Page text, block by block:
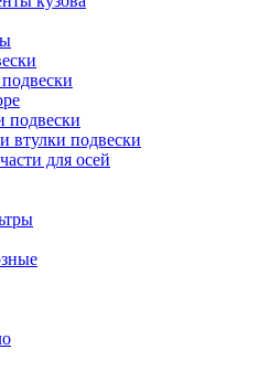
подвески
втулки подвески
для осей